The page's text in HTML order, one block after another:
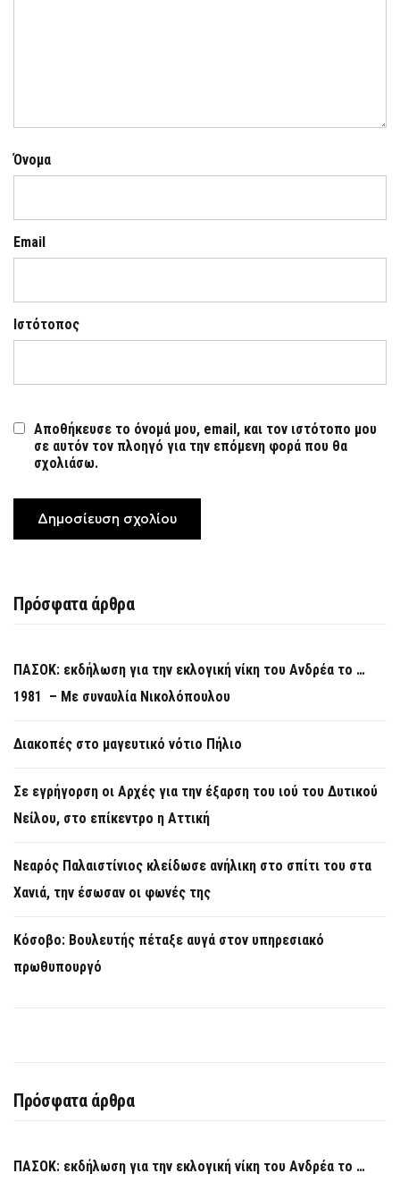
Όνομα
Email
Ιστότοπος
Αποθήκευσε το όνομά μου, email, και τον ιστότοπο μου
σε αυτόν τον πλοηγό για την επόμενη φορά που θα
σχολιάσω.
Πρόσφατα άρθρα
ΠΑΣΟΚ: εκδήλωση για την εκλογική νίκη του Ανδρέα το …
1981 – Με συναυλία Νικολόπουλου
Διακοπές στο μαγευτικό νότιο Πήλιο
Σε εγρήγορση οι Αρχές για την έξαρση του ιού του Δυτικού
Νείλου, στο επίκεντρο η Αττική
Νεαρός Παλαιστίνιος κλείδωσε ανήλικη στο σπίτι του στα
Χανιά, την έσωσαν οι φωνές της
Κόσοβο: Βουλευτής πέταξε αυγά στον υπηρεσιακό
πρωθυπουργό
Πρόσφατα άρθρα
ΠΑΣΟΚ: εκδήλωση για την εκλογική νίκη του Ανδρέα το …